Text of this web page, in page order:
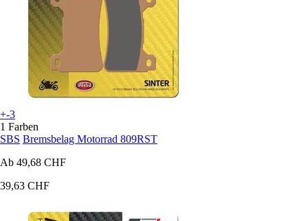
+-3
1 Farben
SBS Bremsbelag Motorrad 809RST
Ab 49,68 CHF
39,63 CHF